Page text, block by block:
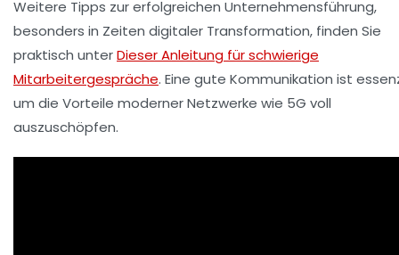
Weitere Tipps zur erfolgreichen Unternehmensführung,
besonders in Zeiten digitaler Transformation, finden Sie
praktisch unterDieser Anleitung für schwierige
Mitarbeitergespräche. Eine gute Kommunikation ist
um die Vorteile moderner Netzwerke wie 5G voll
auszuschöpfen.